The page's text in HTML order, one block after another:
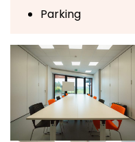
Parking